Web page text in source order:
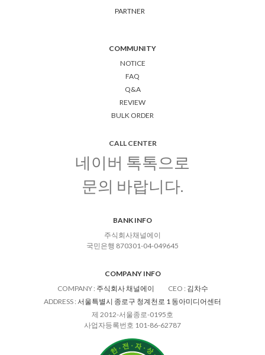
PARTNER
COMMUNITY
NOTICE
FAQ
Q&A
REVIEW
BULK ORDER
CALL CENTER
네이버 톡톡으로
문의 바랍니다.
BANK INFO
주식회사채널에이
국민은행 870301-04-049645
COMPANY INFO
COMPANY: 주식회사 채널에이 CEO : 김차수
ADDRESS : 서울특별시 종로구 청계천로 1 동아미디어센터
제 2012-서울종로-0195호
사업자등록번호 101-86-62787